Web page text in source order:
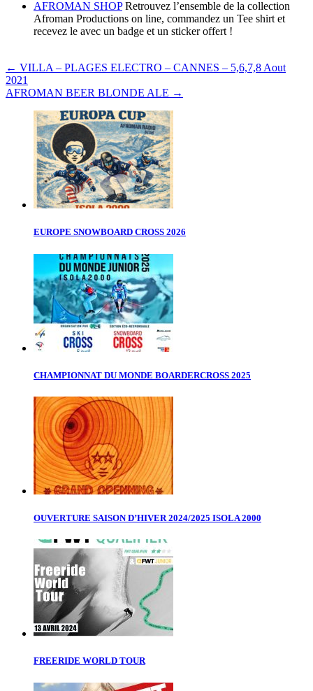
AFROMAN SHOPRetrouvez l’ensemble de la collection
Afroman Productions on line, commandez un Tee shirt et
recevez le avec un badge et un sticker offert !
← VILLA – PLAGES ELECTRO – CANNES – 5,6,7,8 Aout
2021
AFROMAN BEER BLONDE ALE →
EUROPE SNOWBOARD CROSS 2026
CHAMPIONNAT DU MONDE BOARDERCROSS 2025
OUVERTURE SAISON D’HIVER 2024/2025 ISOLA 2000
FREERIDE WORLD TOUR